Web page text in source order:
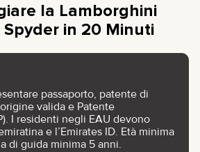
la Lamborghini
Spyder in 20 Minuti
passaporto, patente di
valida e Patente
I residenti negli EAU devono
e l’Emirates ID. Età minima
di guida minima 5 anni.